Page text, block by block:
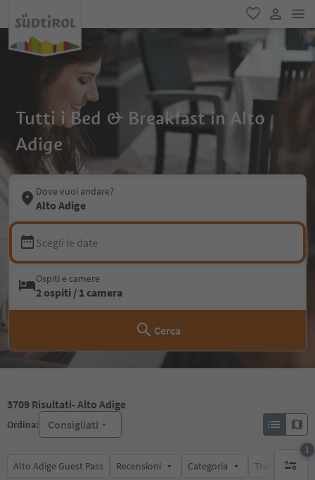
favoriti
user link
Tutti i Bed & Breakfast in Alto
Adige
Dove vuoi andare?
Alto Adige
Scegli le date
Ospiti e camere
2 ospiti / 1 camera
Cerca
3709 Risultati- Alto Adige
Ordina: Consigliati
Alto Adige Guest Pass Recensioni Categoria Trattamento
1
1 filtro